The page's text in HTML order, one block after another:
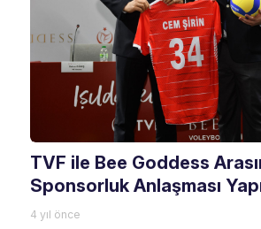
TVF ile Bee Goddess
Sponsorluk Anlaşması
4 yıl önce